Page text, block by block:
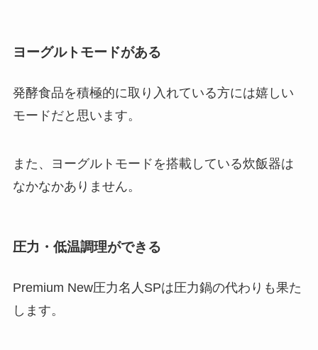
ヨーグルトモードがある
発酵食品を積極的に取り入れている方には嬉しい
モードだと思います。
また、ヨーグルトモードを搭載している炊飯器は
なかなかありません。
圧力・低温調理ができる
Premium New圧力名人SPは圧力鍋の代わりも果た
します。